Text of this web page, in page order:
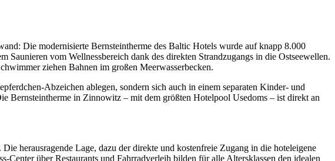
Die modernisierte Bernsteintherme des Baltic Hotels wurde auf knapp 8.000
Saunieren vom Wellnessbereich dank des direkten Strandzugangs in die Ostseewellen.
ziehen Bahnen im großen Meerwasserbecken.
Abzeichen ablegen, sondern sich auch in einem separaten Kinder- und
Bernsteintherme in Zinnowitz – mit dem größten Hotelpool Usedoms – ist direkt an
herausragende Lage, dazu der direkte und kostenfreie Zugang in die hoteleigene
über Restaurants und Fahrradverleih bilden für alle Altersklassen den idealen